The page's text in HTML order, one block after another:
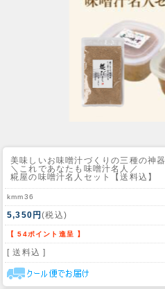
美味しいお味噌汁づくりの三種の神器
＼これであなたも味噌汁名人／
糀屋の味噌汁名人セット【送料込】
kmm36
5,350円(税込)
【 54ポイント進呈 】
[ 送料込 ]